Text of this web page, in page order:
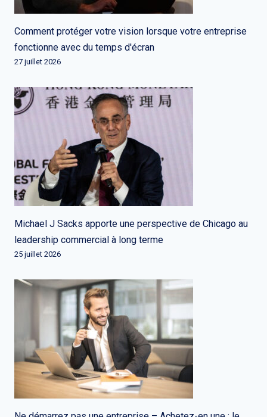
Comment protéger votre vision lorsque votre entreprise
fonctionne avec du temps d'écran
27 juillet 2026
Michael J Sacks apporte une perspective de Chicago au
leadership commercial à long terme
25 juillet 2026